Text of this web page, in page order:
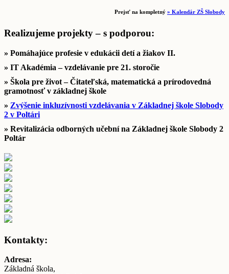
Prejsť na kompletný » Kalendár ZŠ Slobody
Realizujeme projekty – s podporou:
» Pomáhajúce profesie v edukácii detí a žiakov II.
» IT Akadémia – vzdelávanie pre 21. storočie
» Škola pre život – Čitateľská, matematická a prírodovedná
gramotnosť v základnej škole
» Zvýšenie inkluzívnosti vzdelávania v Základnej škole Slobody
2 v Poltári
» Revitalizácia odborných učební na Základnej škole Slobody 2
Poltár
Kontakty:
Adresa:
Základná škola,